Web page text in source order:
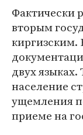
Фактически
вторым
киргизским.
двух
население
ущемления
приеме на